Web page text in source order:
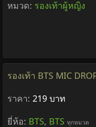
หมวด: รองเท้าผู้หญิง
รองเท้า BTS MIC
ราคา: 219 บาท
ยี่ห้อ: BTS, BTS ทุกหมวด